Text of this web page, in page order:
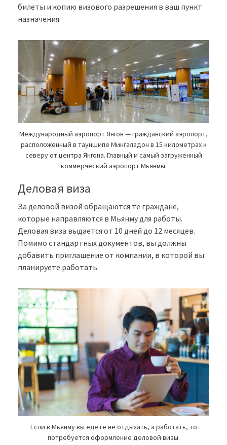
билеты и копию визового разрешения в ваш пункт
назначения.
Международный аэропорт Янгон — гражданский аэропорт,
расположенный в тауншипе Мингаладон в 15 километрах к
северу от центра Янгона. Главный и самый загруженный
коммерческий аэропорт Мьянмы.
Деловая виза
За деловой визой обращаются те граждане,
которые направляются в Мьянму для работы.
Деловая виза выдается от 10 дней до 12 месяцев.
Помимо стандартных документов, вы должны
добавить приглашение от компании, в которой вы
планируете работать.
Если в Мьянму вы едете не отдыхать, а работать, то
потребуется оформление деловой визы.